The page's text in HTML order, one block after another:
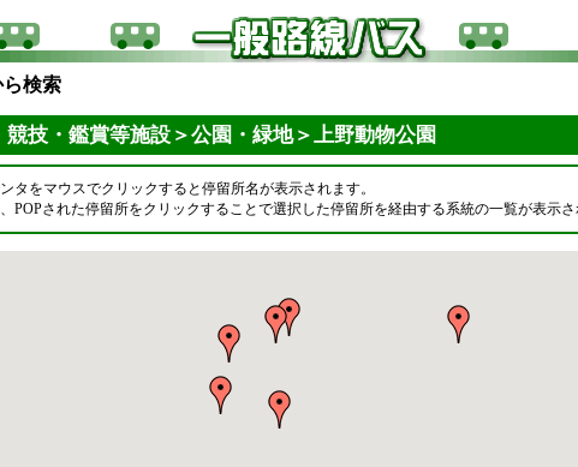
検索
競技・鑑賞等施設＞公園・緑地＞上野動物公園
タをマウスでクリックすると停留所名が表示されます。
POPされた停留所をクリックすることで選択した停留所を経由する系統の一覧が表示